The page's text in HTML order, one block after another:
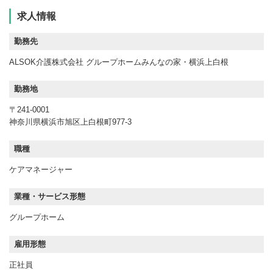
求人情報
勤務先
ALSOK介護株式会社 グループホームみんなの家・横浜上白根
勤務地
〒241-0001
神奈川県横浜市旭区上白根町977-3
職種
ケアマネージャー
業種・サービス形態
グループホーム
雇用形態
正社員